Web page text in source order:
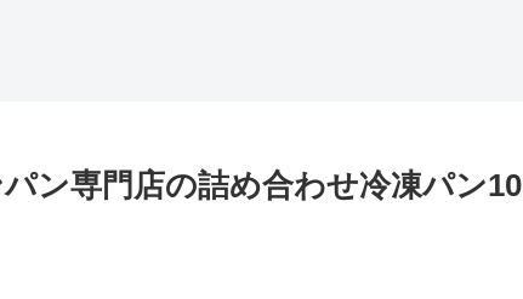
ン専門店の詰め合わせ冷凍パン10